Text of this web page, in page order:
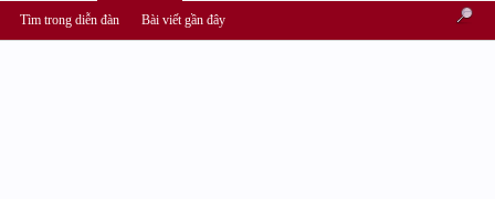
Tìm trong diễn đàn Bài viết gần đây